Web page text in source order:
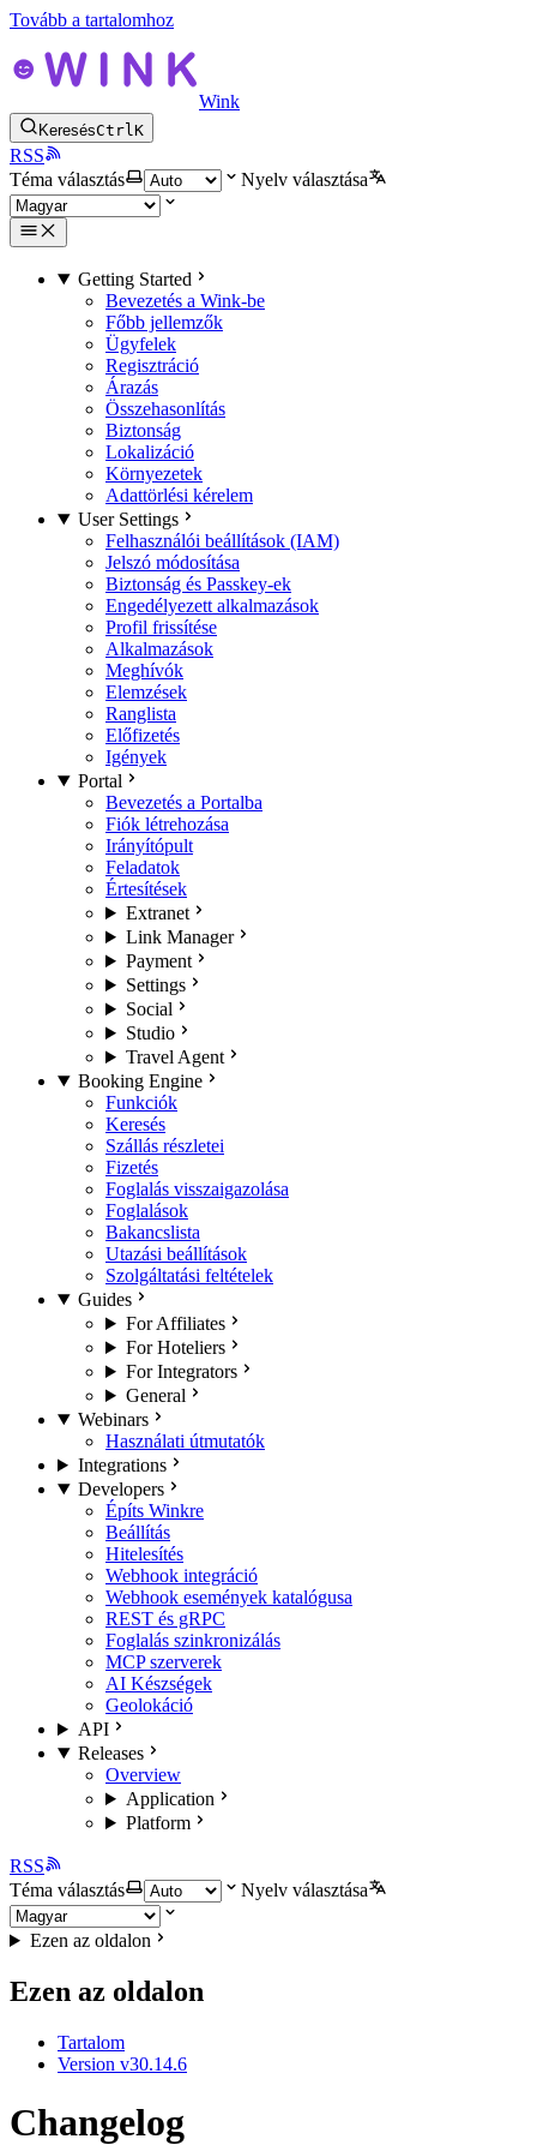
Tovább a tartalomhoz
Wink
KeresésCtrlK
RSS
Téma választás
Nyelv választása
Getting Started
Bevezetés a Wink-be
Főbb jellemzők
Ügyfelek
Regisztráció
Árazás
Összehasonlítás
Biztonság
Lokalizáció
Környezetek
Adattörlési kérelem
User Settings
Felhasználói beállítások (IAM)
Jelszó módosítása
Biztonság és Passkey-ek
Engedélyezett alkalmazások
Profil frissítése
Alkalmazások
Meghívók
Elemzések
Ranglista
Előfizetés
Igények
Portal
Bevezetés a Portalba
Fiók létrehozása
Irányítópult
Feladatok
Értesítések
Extranet
Link Manager
Payment
Settings
Social
Studio
Travel Agent
Booking Engine
Funkciók
Keresés
Szállás részletei
Fizetés
Foglalás visszaigazolása
Foglalások
Bakancslista
Utazási beállítások
Szolgáltatási feltételek
Guides
For Affiliates
For Hoteliers
For Integrators
General
Webinars
Használati útmutatók
Integrations
Developers
Építs Winkre
Beállítás
Hitelesítés
Webhook integráció
Webhook események katalógusa
REST és gRPC
Foglalás szinkronizálás
MCP szerverek
AI Készségek
Geolokáció
API
Releases
Overview
Application
Platform
RSS
Téma választás
Nyelv választása
Ezen az oldalon
Ezen az oldalon
Tartalom
Version v30.14.6
Changelog